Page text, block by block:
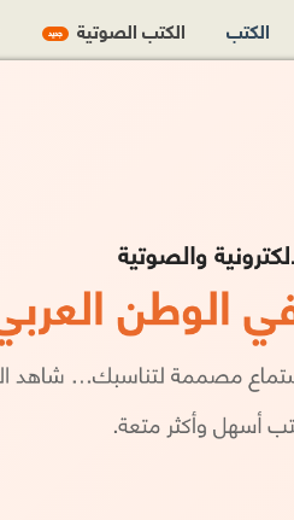
الكتب الكتب الصوتية جديد